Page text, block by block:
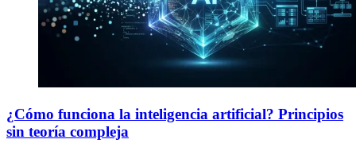
¿Cómo funciona la inteligencia artificial? Principios
sin teoría compleja